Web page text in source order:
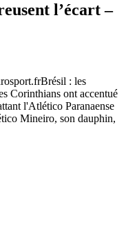
l’écart –
: les
Corinthians ont accentué
l'Atlético Paranaense
Mineiro, son dauphin,